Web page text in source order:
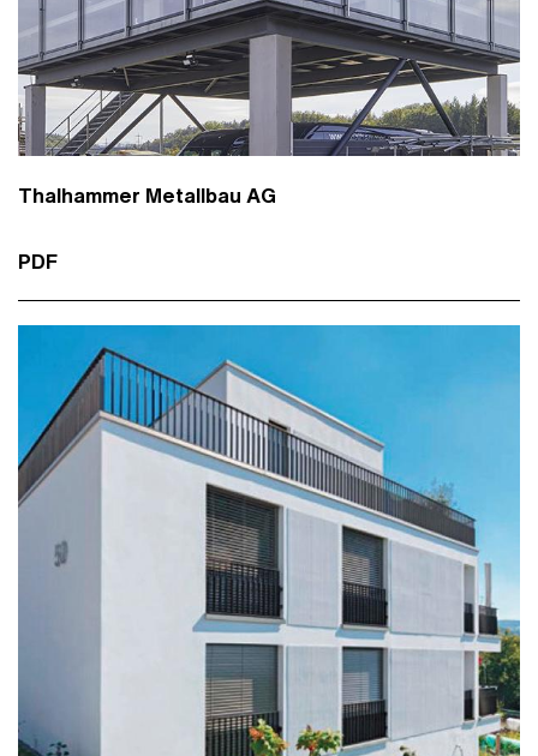
Thalhammer Metallbau AG
PDF